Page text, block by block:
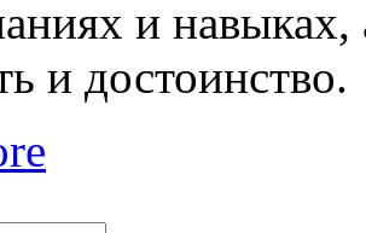
и
и достоинство.